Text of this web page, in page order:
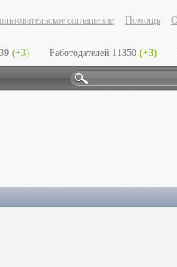
соглашение Помощь
(+3) Работодателей:11350 (+3)